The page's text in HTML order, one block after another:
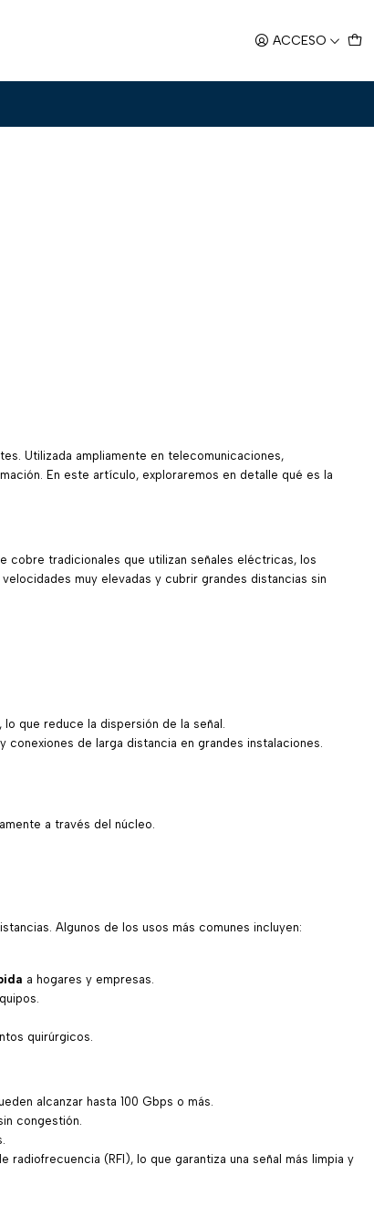
ACCESO
de Cobre
Utilizada ampliamente en telecomunicaciones,
En este artículo, exploraremos en detalle qué es la
cobre tradicionales que utilizan señales eléctricas, los
muy elevadas y cubrir grandes distancias sin
que reduce la dispersión de la señal.
de larga distancia en grandes instalaciones.
a través del núcleo.
Algunos de los usos más comunes incluyen:
a hogares y empresas.
quirúrgicos.
alcanzar hasta 100 Gbps o más.
congestión.
(RFI), lo que garantiza una señal más limpia y